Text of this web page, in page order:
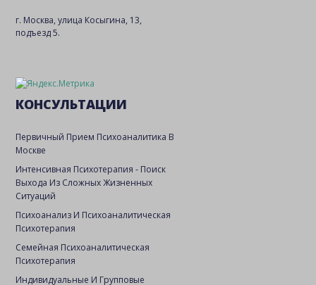
г. Москва, улица Косыгина, 13,
подъезд 5.
КОНСУЛЬТАЦИИ
Первичный Прием Психоаналитика В
Москве
Интенсивная Психотерапия - Поиск
Выхода Из Сложных Жизненных
Ситуаций
Психоанализ И Психоаналитическая
Психотерапия
Семейная Психоаналитическая
Психотерапия
Индивидуальные И Групповые